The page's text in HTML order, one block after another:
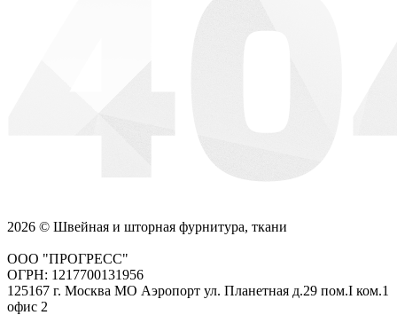
2026 © Швейная и шторная фурнитура, ткани
ООО "ПРОГРЕСС"
ОГРН: 1217700131956
125167 г. Москва МО Аэропорт ул. Планетная д.29 пом.I ком.1
офис 2